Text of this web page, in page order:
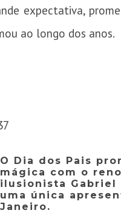
expectativa,
ao longo dos anos.
O Dia dos Pais
mágica com o
ilusionista Gabriel
uma única
Janeiro.